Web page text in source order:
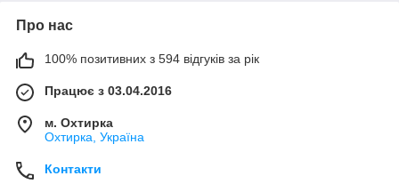
Про нас
100% позитивних з 594 відгуків за рік
Працює з 03.04.2016
м. Охтирка
Охтирка, Україна
Контакти